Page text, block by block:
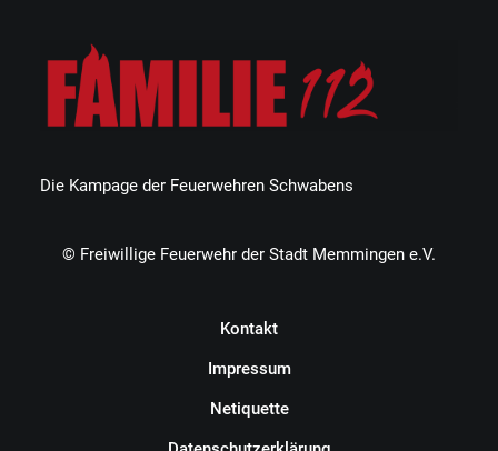
Die Kampage der Feuerwehren Schwabens
© Freiwillige Feuerwehr der Stadt Memmingen e.V.
Kontakt
Impressum
Netiquette